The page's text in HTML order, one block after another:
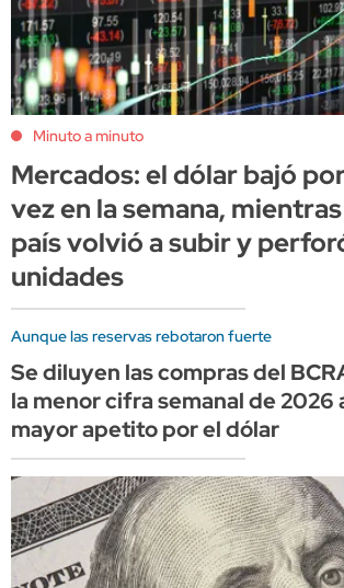
Minuto a minuto
Mercados: el dólar bajó
vez en la semana,
país volvió a subir y
unidades
Aunque las reservas rebotaron fuerte
Se diluyen las compras del
la menor cifra semanal de 2026
mayor apetito por el dólar